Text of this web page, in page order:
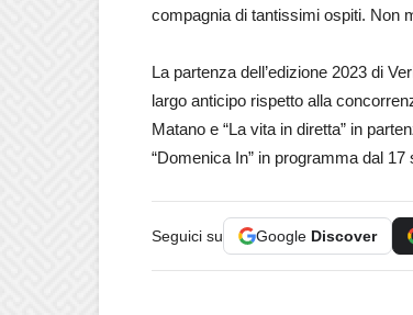
compagnia di tantissimi ospiti. Non
La partenza dell’edizione 2023 di
largo anticipo rispetto alla
Matano e “La vita in diretta” in
“Domenica In” in programma dal
Seguici su Google Discover